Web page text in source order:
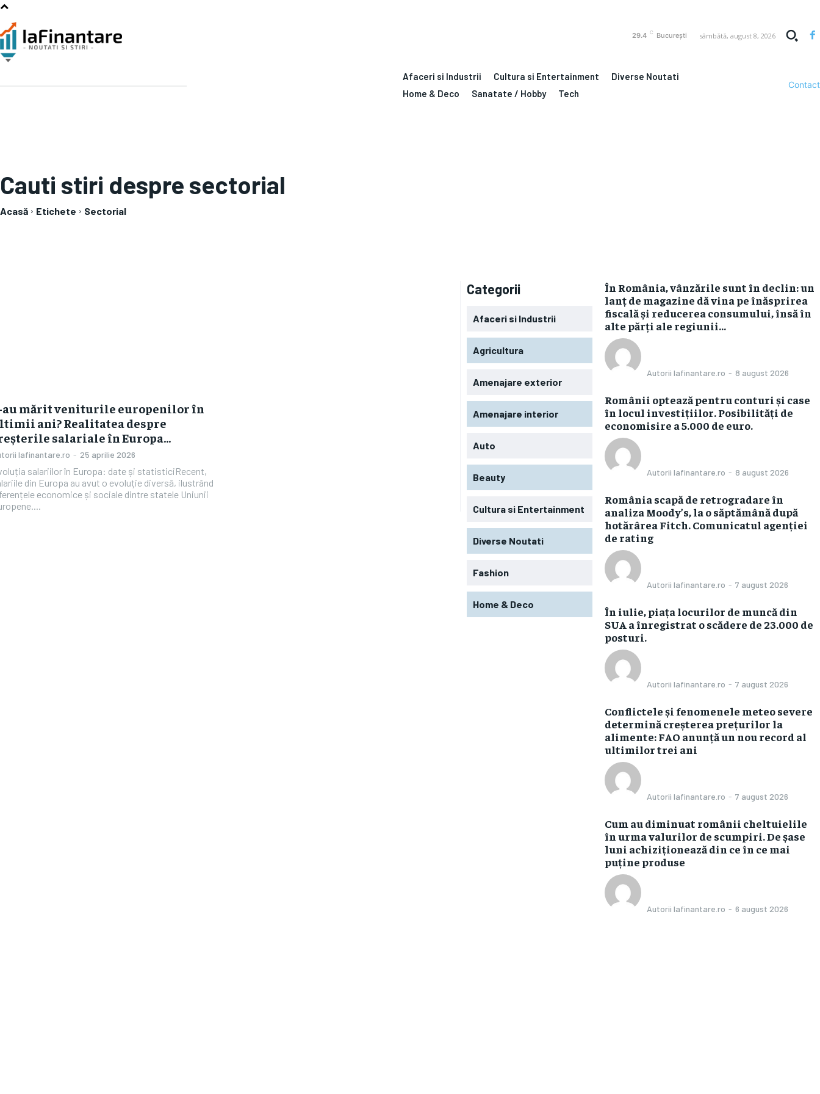
29.4 C București sâmbătă, august 8, 2026
Afaceri si Industrii Cultura si Entertainment
Diverse Noutati
Home & Deco
Sanatate / Hobby Tech
Contact
Cauti stiri despre sectorial
Acasă Etichete Sectorial
au mărit veniturile europenilor în
ani? Realitatea despre
salariale în Europa…
Iafinantare.ro - 25 aprilie 2026
salariilor în Europa: date și statisticiRecent,
din Europa au avut o evoluție diversă, ilustrând
economice și sociale dintre statele Uniunii
Categorii
Afaceri si Industrii
Agricultura
Amenajare exterior
Amenajare interior
Auto
Beauty
Cultura si Entertainment
Diverse Noutati
Fashion
Home & Deco
În România, vânzările sunt în declin: un
lanț de magazine dă vina pe înăsprirea
fiscală și reducerea consumului, însă în
alte părți ale regiunii...
Autorii Iafinantare.ro - 8 august 2026
Românii optează pentru conturi și case
în locul investițiilor. Posibilități de
economisire a 5.000 de euro.
Autorii Iafinantare.ro - 8 august 2026
România scapă de retrogradare în
analiza Moody’s, la o săptămână după
hotărârea Fitch. Comunicatul agenției
de rating
Autorii Iafinantare.ro - 7 august 2026
În iulie, piața locurilor de muncă din
SUA a înregistrat o scădere de 23.000 de
posturi.
Autorii Iafinantare.ro - 7 august 2026
Conflictele și fenomenele meteo severe
determină creșterea prețurilor la
alimente: FAO anunță un nou record al
ultimilor trei ani
Autorii Iafinantare.ro - 7 august 2026
Cum au diminuat românii cheltuielile
în urma valurilor de scumpiri. De șase
luni achiziționează din ce în ce mai
puține produse
Autorii Iafinantare.ro - 6 august 2026